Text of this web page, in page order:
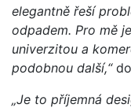
elegantně řeší
odpadem. Pro mě
univerzitou a
podobnou další,“
„Je to příjemná